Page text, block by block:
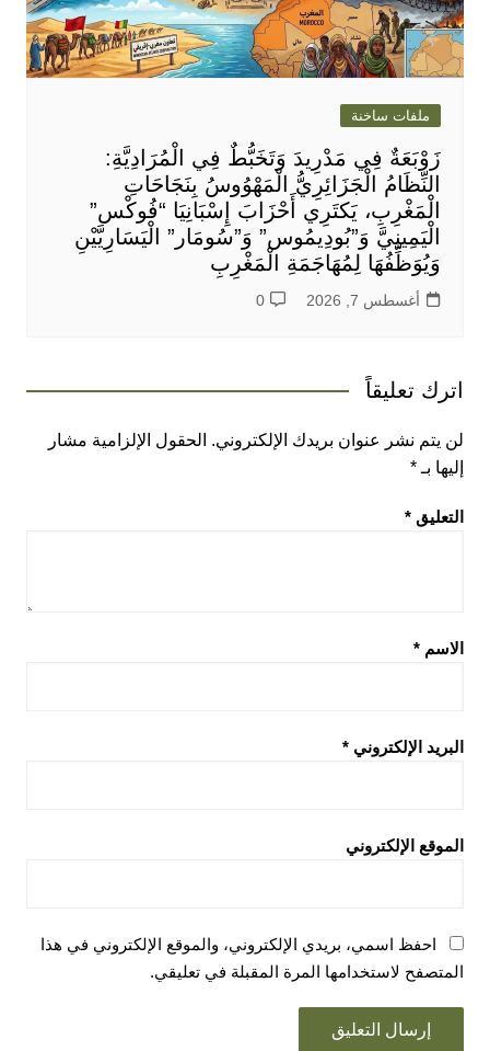
ملفات ساخنة
زَوْبَعَةٌ فِي مَدْرِيدَ وَتَخَبُّطٌ فِي الْمُرَادِيَّةِ:
النِّظَامُ الْجَزَائِرِيُّ الْمَهْوُوسُ بِنَجَاحَاتِ
الْمَغْرِبِ، يَكتَرِي أَحْزَابَ إِسْبَانِيَا “فُوكْس”
الْيَمِينِيَّ وَ”بُودِيمُوس” وَ”سُومَار” الْيَسَارِيَّيْنِ
وَيُوَظِّفُهَا لِمُهَاجَمَةِ الْمَغْرِبِ
أغسطس 7, 2026 0
اترك تعليقاً
لن يتم نشر عنوان بريدك الإلكتروني. الحقول الإلزامية مشار
إليها بـ *
التعليق *
الاسم *
البريد الإلكتروني *
الموقع الإلكتروني
احفظ اسمي، بريدي الإلكتروني، والموقع الإلكتروني في هذا
المتصفح لاستخدامها المرة المقبلة في تعليقي.